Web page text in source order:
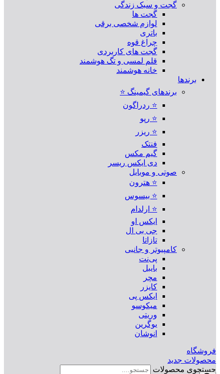
گجت و سبک زندگی
گجت ها
لوازم شخصی برقی
باتری
چراغ قوه
گجت های کاربردی
قلم لمسی و تگ هوشمند
خانه هوشمند
برندها
برندهای گیمینگ ⭐
⭐ ردراگون
⭐ رپو
⭐ ریزر
فنتک
گیم مکس
دی ایکس ریسر
صوتی و موبایل
⭐ هترون
⭐ بیسوس
⭐ ارلدام
ایکس او
جی بی ال
تازاتا
کامپیوتر و جانبی
پی‌نت
بایبل
مچر
کایزر
ایکس پی
میکوسو
وریتی
یوگرین
انوشان
فروشگاه
محصولات جدید
جستجوی محصولات